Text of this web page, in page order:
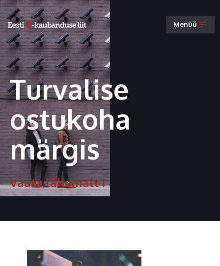
Menüü
Turvalise
ostukoha
märgis
Vaata lähemalt